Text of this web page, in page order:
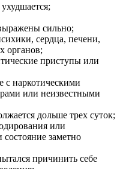
сильно;
сердца, печени,
органов;
приступы или
с наркотическими
или неизвестными
дольше трех суток;
или
заметно
причинить себе